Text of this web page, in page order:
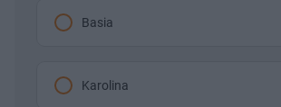
Basia
Karolina